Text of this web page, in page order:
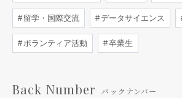
留学・国際交流 データサイエンス
ボランティア活動 卒業生
Back Number バックナンバー